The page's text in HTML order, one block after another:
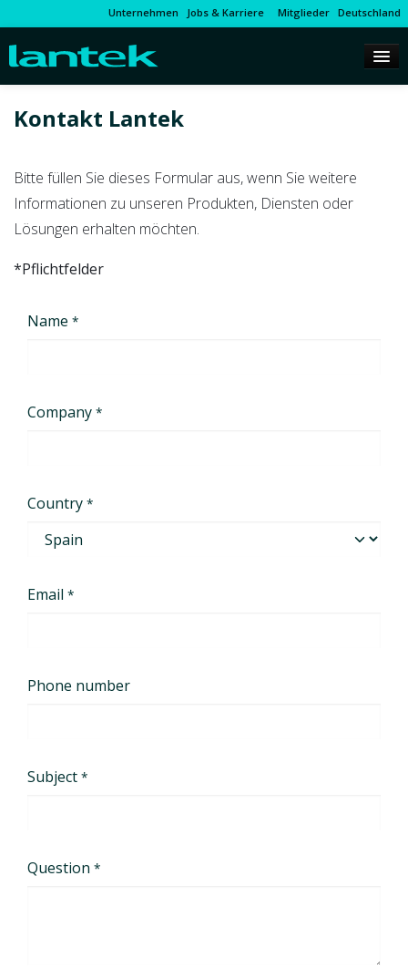
Unternehmen Jobs & Karriere Mitglieder Deutschland
Kontakt Lantek
Bitte füllen Sie dieses Formular aus, wenn Sie weitere
Informationen zu unseren Produkten, Diensten oder
Lösungen erhalten möchten.
*Pflichtfelder